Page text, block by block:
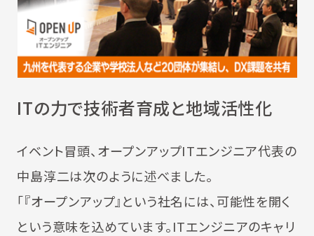
ITの力で技術者育成と地域活性化
イベント冒頭、オープンアップITエンジニア代表の
中島淳二は次のように述べました。
「『オープンアップ』という社名には、可能性を開く
という意味を込めています。ITエンジニアのキャリ